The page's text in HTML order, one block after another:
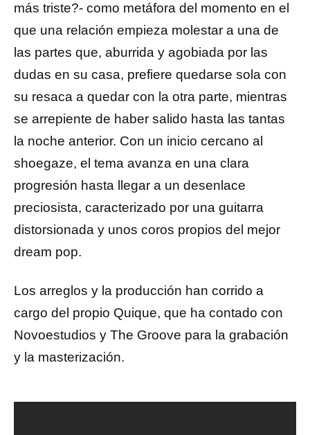
más triste?- como metáfora del momento en el
que una relación empieza molestar a una de
las partes que, aburrida y agobiada por las
dudas en su casa, prefiere quedarse sola con
su resaca a quedar con la otra parte, mientras
se arrepiente de haber salido hasta las tantas
la noche anterior. Con un inicio cercano al
shoegaze, el tema avanza en una clara
progresión hasta llegar a un desenlace
preciosista, caracterizado por una guitarra
distorsionada y unos coros propios del mejor
dream pop.
Los arreglos y la producción han corrido a
cargo del propio Quique, que ha contado con
Novoestudios y The Groove para la grabación
y la masterización.